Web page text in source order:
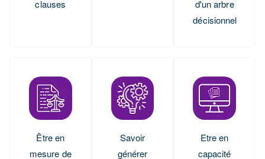
clauses
d'un arbre
décisionnel
Être en
mesure de
Savoir
générer
Etre en
capacité